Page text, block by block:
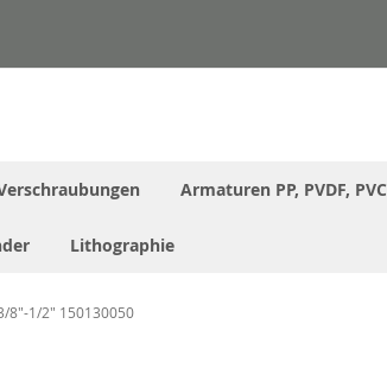
Armaturen PP, PVDF, PVC
Lithographie
8"-1/2" 150130050